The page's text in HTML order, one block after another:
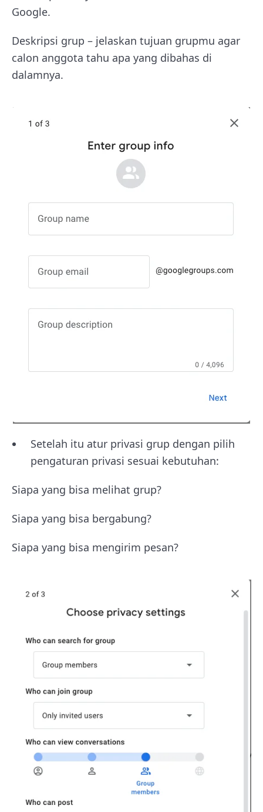
Google.
Deskripsi grup – jelaskan tujuan grupmu agar
calon anggota tahu apa yang dibahas di
dalamnya.
Setelah itu atur privasi grup dengan pilih
pengaturan privasi sesuai kebutuhan:
Siapa yang bisa melihat grup?
Siapa yang bisa bergabung?
Siapa yang bisa mengirim pesan?